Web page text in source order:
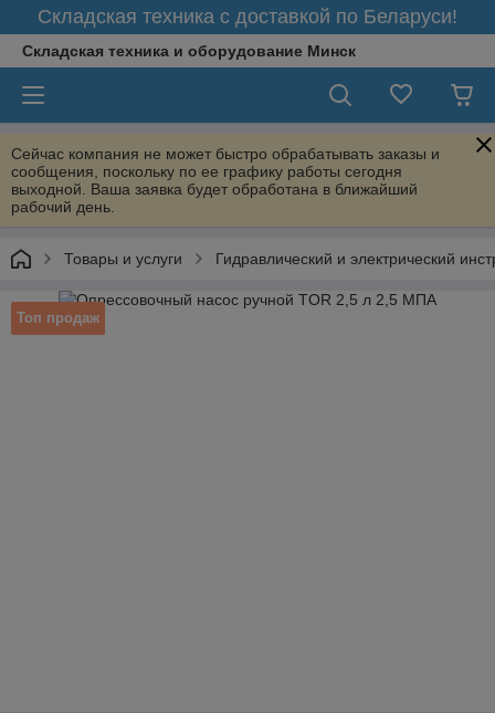
Складская техника с доставкой по Беларуси!
Складская техника и оборудование Минск
Сейчас компания не может быстро обрабатывать заказы и
сообщения, поскольку по ее графику работы сегодня
выходной. Ваша заявка будет обработана в ближайший
рабочий день.
Товары и услуги Гидравлический и электрический
Топ продаж